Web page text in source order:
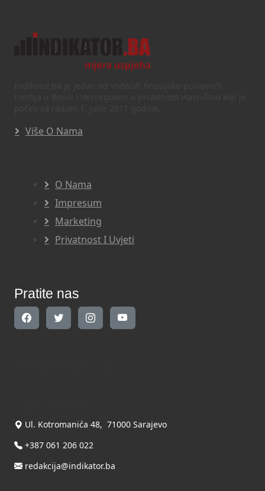
Više O Nama
O Nama
Impresum
Marketing
Privatnost I Uvjeti
Pratite nas
Ul. Kotromanića 48, 71000 Sarajevo
+387 061 206 022
redakcija@indikator.ba